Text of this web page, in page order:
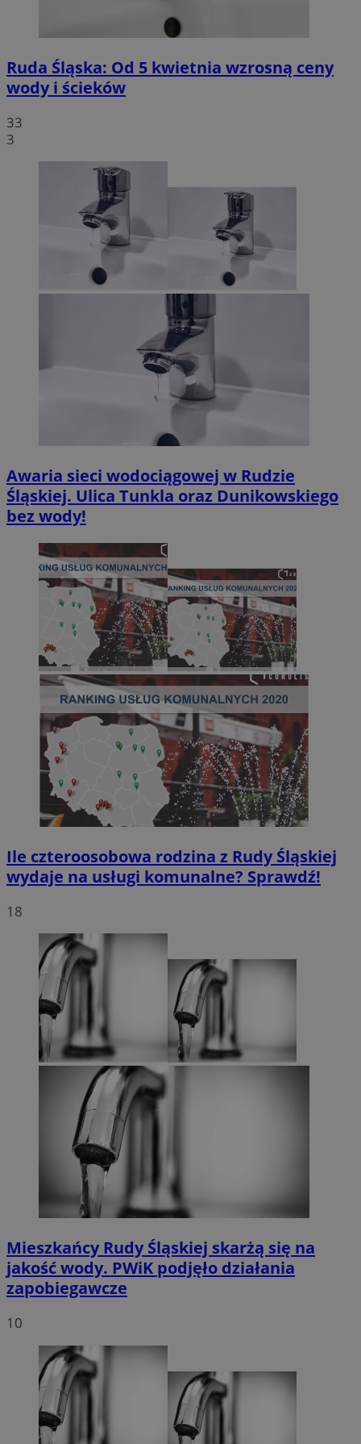
Ruda Śląska: Od 5 kwietnia wzrosną ceny
wody i ścieków
33
3
Awaria sieci wodociągowej w Rudzie
Śląskiej. Ulica Tunkla oraz Dunikowskiego
bez wody!
Ile czteroosobowa rodzina z Rudy Śląskiej
wydaje na usługi komunalne? Sprawdź!
18
Mieszkańcy Rudy Śląskiej skarżą się na
jakość wody. PWiK podjęło działania
zapobiegawcze
10